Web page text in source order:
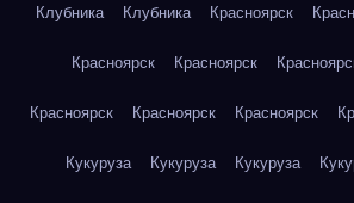
Клубника Клубника Красноярск
Красноярск Красноярск
Красноярск Красноярск Красноярск
Кукуруза Кукуруза Кукуруза